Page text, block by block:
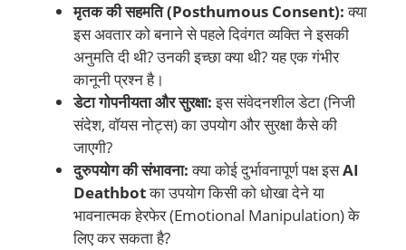
मृतक की सहमति (Posthumous Consent):क्या
इस अवतार को बनाने से पहले दिवंगत व्यक्ति ने इसकी
अनुमति दी थी? उनकी इच्छा क्या थी? यह एक गंभीर
कानूनी प्रश्न है।
डेटा गोपनीयता और सुरक्षा:इस संवेदनशील डेटा (निजी
संदेश, वॉयस नोट्स) का उपयोग और सुरक्षा कैसे की
जाएगी?
दुरुपयोग की संभावना:क्या कोई दुर्भावनापूर्ण पक्ष इसAI
Deathbotका उपयोग किसी को धोखा देने या
भावनात्मक हेरफेर (Emotional Manipulation) के
लिए कर सकता है?